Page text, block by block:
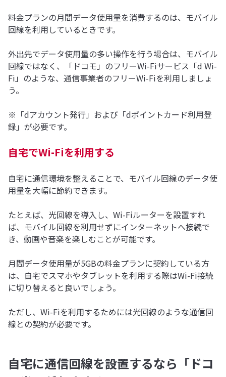
料金プランの月間データ使用量を消費するのは、モバイル
回線を利用しているときです。
外出先でデータ使用量の多い操作を行う場合は、モバイル
回線ではなく、「ドコモ」のフリーWi-Fiサービス「d Wi-
Fi」のような、通信事業者のフリーWi-Fiを利用しましょ
う。
※「dアカウント発行」および「dポイントカード利用登
録」が必要です。
自宅でWi-Fiを利用する
自宅に通信環境を整えることで、モバイル回線のデータ使
用量を大幅に節約できます。
たとえば、光回線を導入し、Wi-Fiルーターを設置すれ
ば、モバイル回線を利用せずにインターネットへ接続で
き、動画や音楽を楽しむことが可能です。
月間データ使用量が5GBの料金プランに契約している方
は、自宅でスマホやタブレットを利用する際はWi-Fi接続
に切り替えると良いでしょう。
ただし、Wi-Fiを利用するためには光回線のような通信回
線との契約が必要です。
自宅に通信回線を設置するなら「ドコ